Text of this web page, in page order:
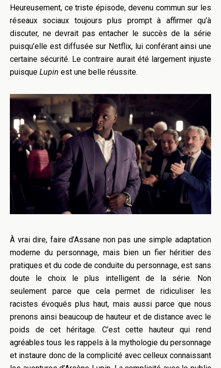
Heureusement, ce triste épisode, devenu commun sur les
réseaux sociaux toujours plus prompt à affirmer qu’à
discuter, ne devrait pas entacher le succès de la série
puisqu’elle est diffusée sur Netflix, lui conférant ainsi une
certaine sécurité. Le contraire aurait été largement injuste
puisque Lupin est une belle réussite.
À vrai dire, faire d’Assane non pas une simple adaptation
moderne du personnage, mais bien un fier héritier des
pratiques et du code de conduite du personnage, est sans
doute le choix le plus intelligent de la série. Non
seulement parce que cela permet de ridiculiser les
racistes évoqués plus haut, mais aussi parce que nous
prenons ainsi beaucoup de hauteur et de distance avec le
poids de cet héritage. C’est cette hauteur qui rend
agréables tous les rappels à la mythologie du personnage
et instaure donc de la complicité avec celleux connaissant